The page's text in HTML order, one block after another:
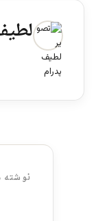
نوشته